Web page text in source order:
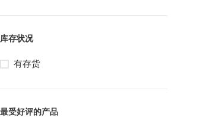
库存状况
有存货
最受好评的产品